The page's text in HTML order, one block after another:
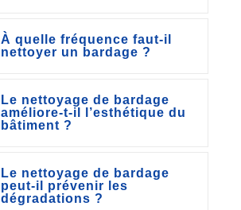
À quelle fréquence faut-il
nettoyer un bardage ?
Le nettoyage de bardage
améliore-t-il l’esthétique du
bâtiment ?
Le nettoyage de bardage
peut-il prévenir les
dégradations ?